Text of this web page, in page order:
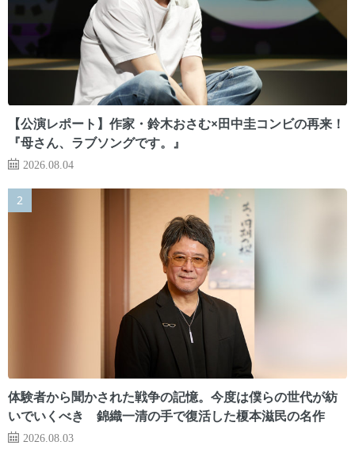
【公演レポート】作家・鈴木おさむ×田中圭コンビの再来！
『母さん、ラブソングです。』
2026.08.04
体験者から聞かされた戦争の記憶。今度は僕らの世代が紡
いでいくべき 錦織一清の手で復活した榎本滋民の名作
2026.08.03